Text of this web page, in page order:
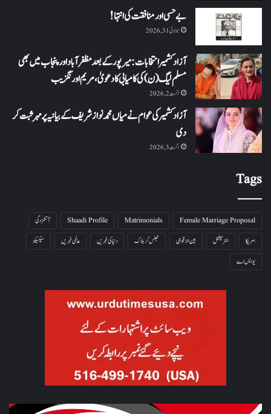
بے حسی اور منافقت کی انتہا !
جولائی 31, 2026
آزاد کشمیر انتخابات: میرپور کے بعد مظفرآباد اور پنجاب میں بھی
مسلم لیگ (ن) کی کامیابی کا دعویٰ، مریم اورنگزیب
اگست 2, 2026
آزاد کشمیر کی عوام نے میاں محمد نواز شریف کے بیانیہ پر مہر ثبت کر
دی
اگست 3, 2026
Tags
Female Marriage Proposal
Matrimonials
Shaadi Profile
آتشزدگی
امریکا
انٹرنیشنل بین الاقوامی جھلس کر ہلاک دنیا کی خبریں عالمی خبریں
میکسیکو
یو ایس اے